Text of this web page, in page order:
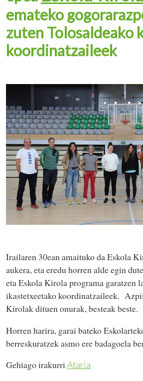
emateko
zuten Tolosaldeako
koordinatzaileek
Irailaren 30ean amaituko da Eskola
aukera, eta eredu horren alde egin
eta Eskola Kirola programa garatzen
ikastetxeetako koordinatzaileek.
Kirolak dituen onurak, besteak beste.
Horren harira, garai bateko
berreskuratzek asmo ere badagoela
Gehiago irakurriAtaria